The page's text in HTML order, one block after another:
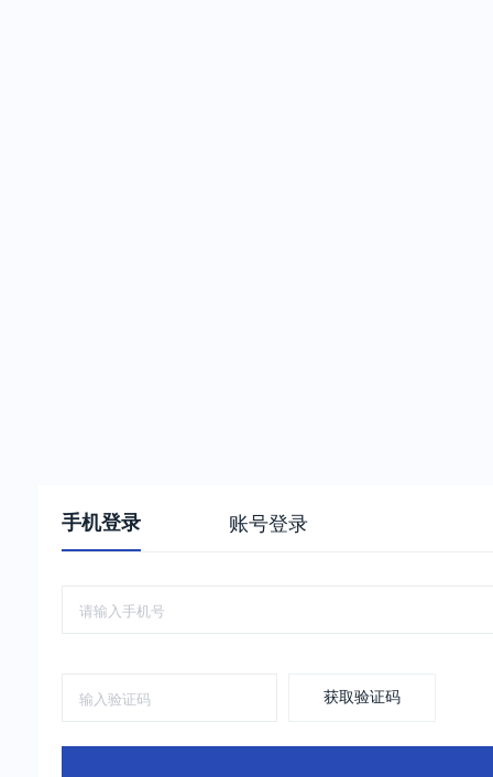
手机登录 账号登录
获取验证码